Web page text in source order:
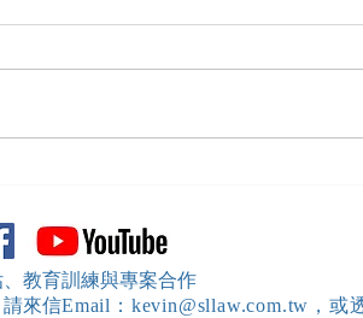
本所所長 邱
教育訓練與專案合作
請來信Email：kevin@sllaw.com.tw，